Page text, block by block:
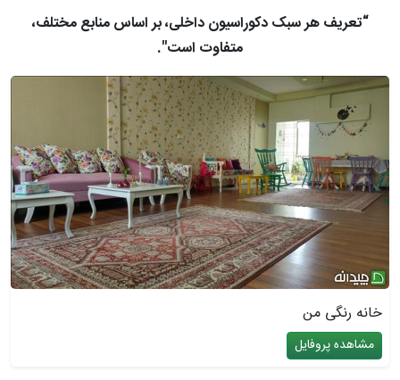
“تعریف هر سبک دکوراسیون داخلی، بر اساس منابع مختلف،
متفاوت است".
خانه رنگی من
مشاهده پروفایل